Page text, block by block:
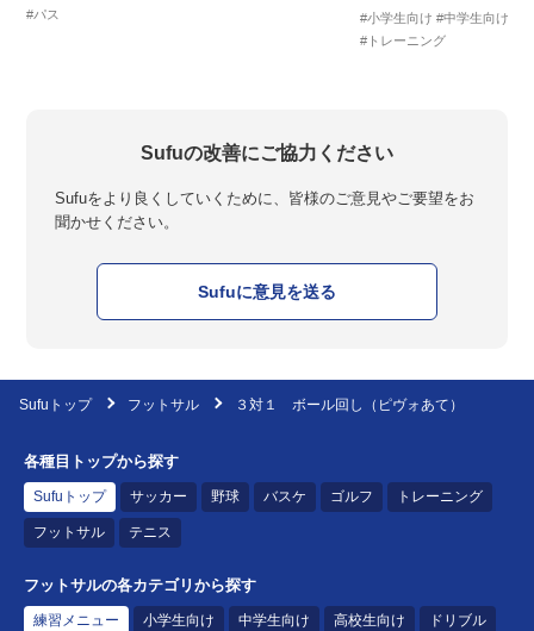
#パス
#小学生向け #中学生向け
#トレーニング
Sufuの改善にご協力ください
Sufuをより良くしていくために、皆様のご意見やご要望をお
聞かせください。
Sufuに意見を送る
Sufuトップ フットサル ３対１ ボール回し（ピヴォあて）
各種目トップから探す
Sufuトップ サッカー 野球 バスケ ゴルフ トレーニング
フットサル テニス
フットサルの各カテゴリから探す
練習メニュー 小学生向け 中学生向け 高校生向け ドリブル